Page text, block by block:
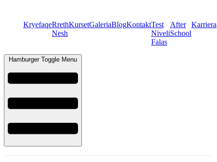
KryefaqeRreth
Nesh
KursetGaleriaBlogKontaktTest
Niveli
Falas
After
School
Karriera
Hamburger Toggle Menu